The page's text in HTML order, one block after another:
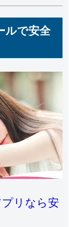
ルで安全
リなら安